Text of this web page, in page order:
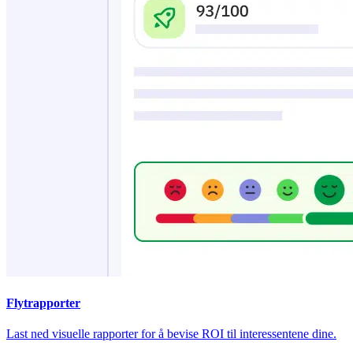
Flytrapporter
Last ned visuelle rapporter for å bevise ROI til interessentene dine.